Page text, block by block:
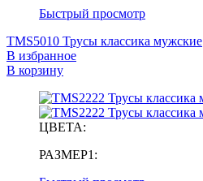
Быстрый просмотр
TMS5010 Трусы классика мужские
В избранное
В корзину
ЦВЕТА:
РАЗМЕР1: